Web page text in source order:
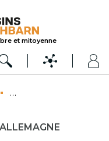
et mitoyenne
...